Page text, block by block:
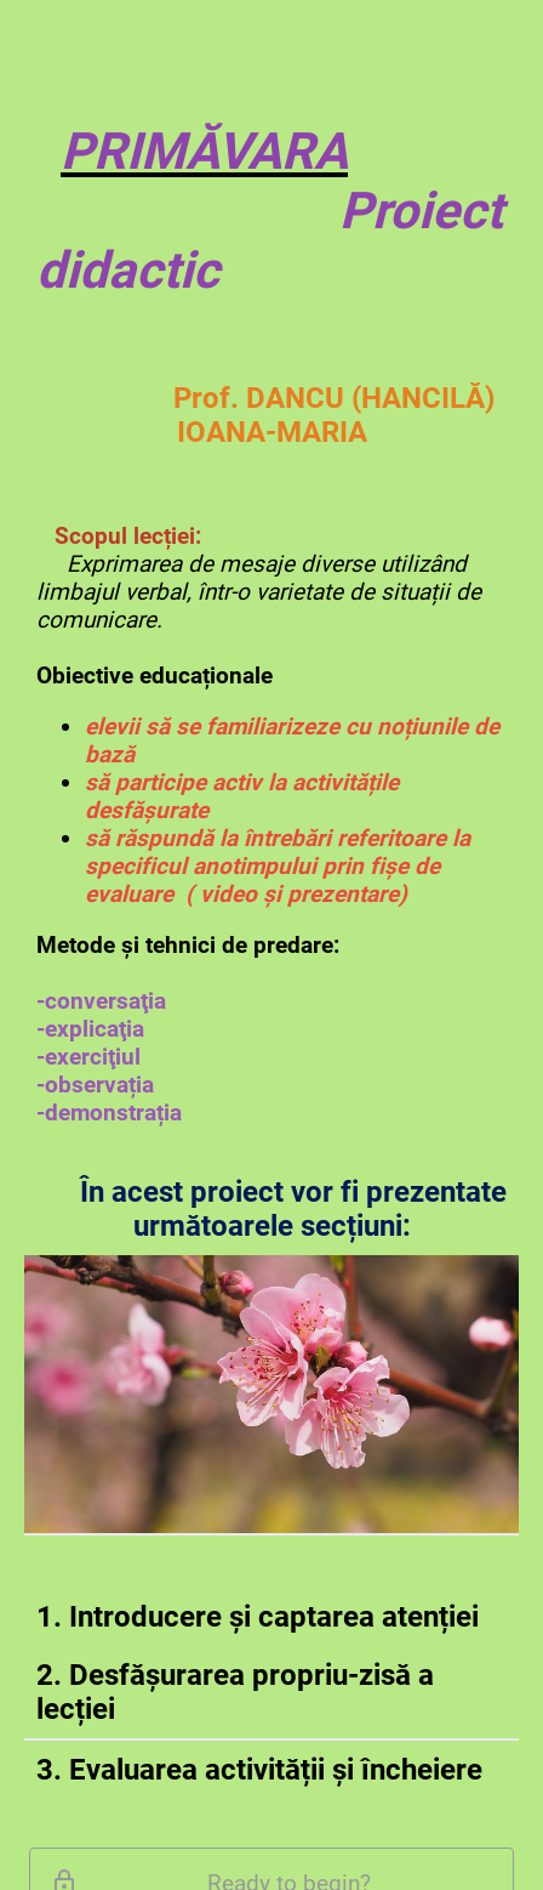
PRIMĂVARA
Proiect
didactic
Prof. DANCU (HANCILĂ)
IOANA-MARIA
Scopul lecției:
Exprimarea de mesaje diverse utilizând
limbajul verbal, într-o varietate de situații de
comunicare.
Obiective educaționale
elevii să se familiarizeze cu noțiunile de
bază
să participe activ la activitățile
desfășurate
să răspundă la întrebări referitoare la
specificul anotimpului prin fișe de
evaluare ( video și prezentare)
Metode și tehnici de predare:
-conversaţia
-explicaţia
-exerciţiul
-observația
-demonstrația
În acest proiect vor fi prezentate
următoarele secțiuni:
1. Introducere și captarea atenției
2. Desfășurarea propriu-zisă a
lecției
3. Evaluarea activității și încheiere
Ready to begin?